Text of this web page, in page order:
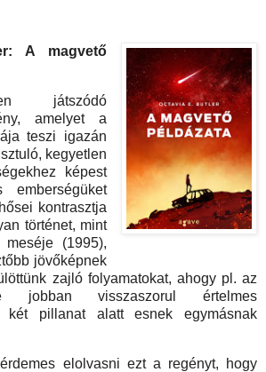
A magvető
játszódó
amelyet a
teszi igazán
kegyetlen
képest
kontrasztja
történet, mint
(1995),
jövőképnek
zajló folyamatokat, ahogy pl. az
jobban visszaszorul értelmes
két pillanat alatt esnek egymásnak
elolvasni ezt a regényt, hogy